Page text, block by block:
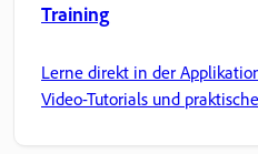
Training
Lerne direkt in der
Video-Tutorials und